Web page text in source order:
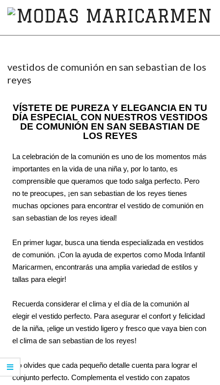
MODAS
vestidos de comunión en san sebastian de los
reyes
VÍSTETE DE PUREZA Y ELEGANCIA EN TU
DÍA ESPECIAL CON NUESTROS VESTIDOS
DE COMUNIÓN EN SAN SEBASTIAN DE
LOS REYES
La celebración de la comunión es uno de los momentos más
importantes en la vida de una niña y, por lo tanto, es
comprensible que queramos que todo salga perfecto. Pero
no te preocupes, ¡en san sebastian de los reyes tienes
muchas opciones para encontrar el vestido de comunión en
san sebastian de los reyes ideal!
En primer lugar, busca una tienda especializada en vestidos
de comunión. ¡Con la ayuda de expertos como Moda Infantil
Maricarmen, encontrarás una amplia variedad de estilos y
tallas para elegir!
Recuerda considerar el clima y el día de la comunión al
elegir el vestido perfecto. Para asegurar el confort y felicidad
de la niña, ¡elige un vestido ligero y fresco que vaya bien con
el clima de san sebastian de los reyes!
No olvides que cada pequeño detalle cuenta para lograr el
conjunto perfecto. Complementa el vestido con zapatos